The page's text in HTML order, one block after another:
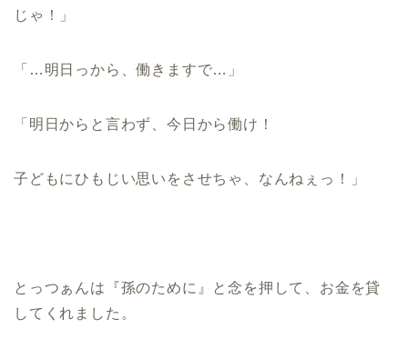
じゃ！」
「…明日っから、働きますで…」
「明日からと言わず、今日から働け！
子どもにひもじい思いをさせちゃ、なんねぇっ！」
とっつぁんは『孫のために』と念を押して、お金を貸
してくれました。